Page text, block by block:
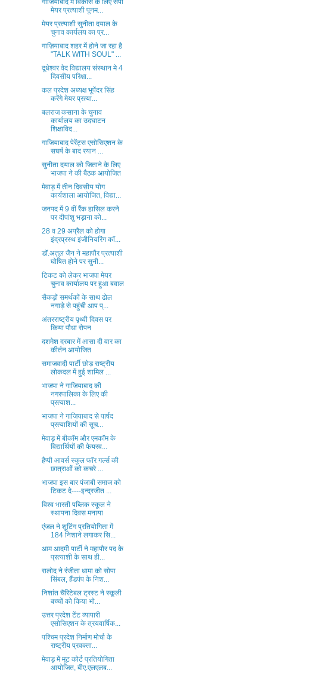
गाजियाबाद में विकास के लिए सपा
मेयर प्रत्याशी पूनम...
मेयर प्रत्याशी सुनीता दयाल के
चुनाव कार्यलय का प्र...
गाज़ियाबाद शहर में होने जा रहा है
"TALK WITH SOUL" ...
दूधेश्वर वेद विद्यालय संस्थान मे 4
दिवसीय परिक्षा...
कल प्रदेश अध्यक्ष भूपेंदर सिंह
करेंगे मेयर प्रत्या...
बलराज कसाना के चुनाव
कार्यालय का उदघाटन
शिक्षाविद...
गाजियाबाद पेरेंट्स एसोसिएशन के
सघर्ष के बाद रयान ...
सुनीता दयाल को जिताने के लिए
भाजपा ने की बैठक आयोजित
मेवाड़ में तीन दिवसीय योग
कार्यशाला आयोजित, विद्या...
जनपद में 9 वीं रैंक हासिल करने
पर दीपांशु भड़ाना को...
28 व 29 अप्रैल को होगा
इंद्रप्रस्थ इंजीनियरिंग कॉ...
डॉ.अतुल जैन ने महापौर प्रत्याशी
घोषित होने पर सुनी...
टिकट को लेकर भाजपा मेयर
चुनाव कार्यालय पर हुआ बवाल
सैकड़ों समर्थकों के साथ ढोल
नगाड़े से पहुंची आप प्...
अंतरराष्ट्रीय पृथ्वी दिवस पर
किया पौधा रोपन
दशमेश दरबार में आसा दी वार का
कीर्तन आयोजित
समाजवादी पार्टी छोड़ राष्ट्रीय
लोकदल में हुई शामिल ...
भाजपा ने गाजियाबाद की
नगरपालिका के लिए की
प्रत्याश...
भाजपा ने गाजियाबाद से पार्षद
प्रत्याशियों की सूच...
मेवाड़ में बीकॉम और एमकॉम के
विद्यार्थियों की फेयरव...
हैप्पी आवर्स स्कूल फॉर गर्ल्स की
छात्राओं को कचरे ...
भाजपा इस बार पंजाबी समाज को
टिकट दे----इन्द्रजीत ...
विश्व भारती पब्लिक स्कूल ने
स्थापना दिवस मनाया
एंजल ने शूटिंग प्रतियोगिता में
184 निशाने लगाकर सि...
आम आदमी पार्टी ने महापौर पद के
प्रत्याशी के साथ ही...
रालोद ने रंजीता धामा को सोपा
सिंबल, हैंडपंप के निश...
निशांत चैरिटेबल ट्रस्ट ने स्कूली
बच्चों को किया भो...
उत्तर प्रदेश टेंट व्यापारी
एसोसिएशन के त्रयवार्षिक...
पश्चिम प्रदेश निर्माण मोर्चा के
राष्ट्रीय प्रवक्ता...
मेवाड़ में मूट कोर्ट प्रतियोगिता
आयोजित, बीए.एलएलब...